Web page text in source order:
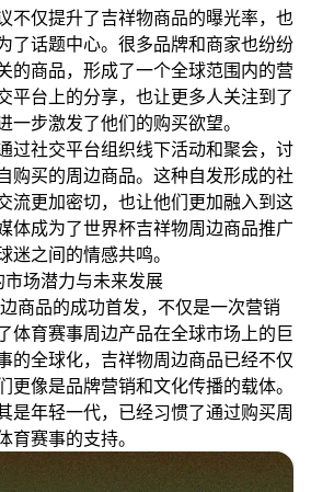
不仅提升了吉祥物商品的曝光率，也
了话题中心。很多品牌和商家也纷纷
的商品，形成了一个全球范围内的营
平台上的分享，也让更多人关注到了
一步激发了他们的购买欲望。
过社交平台组织线下活动和聚会，讨
购买的周边商品。这种自发形成的社
流更加密切，也让他们更加融入到这
体成为了世界杯吉祥物周边商品推广
迷之间的情感共鸣。
场潜力与未来发展
商品的成功首发，不仅是一次营销
体育赛事周边产品在全球市场上的巨
的全球化，吉祥物周边商品已经不仅
更像是品牌营销和文化传播的载体。
是年轻一代，已经习惯了通过购买周
育赛事的支持。